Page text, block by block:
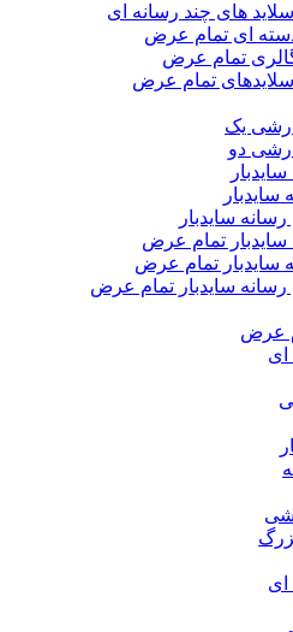
های چند رسانه ای
ای تمام عرض
تمام عرض
تمام عرض
یک
دو
رسانه سایدبار
تمام عرض
سایدبار تمام عرض
رسانه سایدبار تمام عرض
عرض
ای
ای